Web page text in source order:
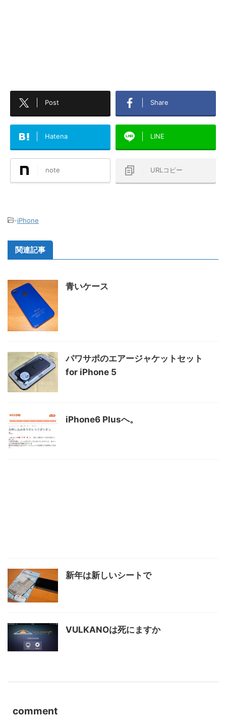
Post Share
Hatena LINE
note URLコピー
-iPhone
関連記事
青いケース
パワサポのエアージャケットセット
for iPhone 5
iPhone6 Plusへ。
新年は新しいシートで
VULKANOは死にますか
comment